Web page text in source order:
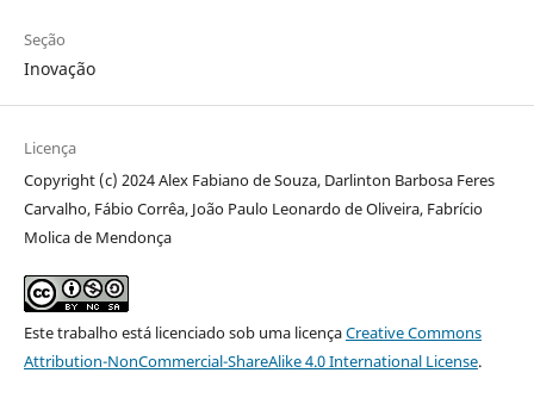
Seção
Inovação
Licença
Copyright (c) 2024 Alex Fabiano de Souza, Darlinton Barbosa Feres
Carvalho, Fábio Corrêa, João Paulo Leonardo de Oliveira, Fabrício
Molica de Mendonça
Este trabalho está licenciado sob uma licençaCreative Commons
Attribution-NonCommercial-ShareAlike 4.0 International License.